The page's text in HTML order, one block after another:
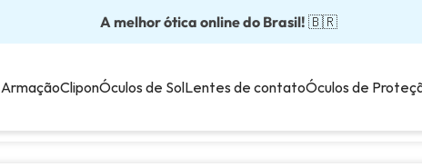
A melhor ótica online do Brasil! 🇧🇷
Óculos completos partir: R$199
Adquira em até 10x sem juros!💙
Enviamos para todo o Brasil!
Óculos de grau com preço justo!
ArmaçãoCliponÓculos de SolLentes de contatoÓculos de